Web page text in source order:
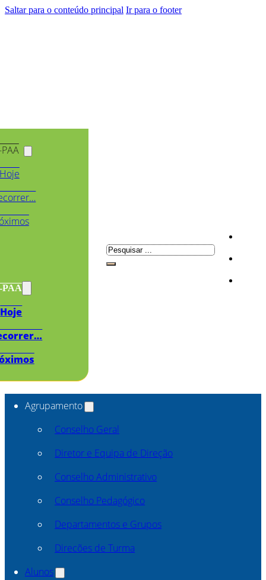
Saltar para o conteúdo principal Ir para o footer
PAA
Hoje
Pesquisar
Agrupamento
Conselho Geral
Diretor e Equipa de Direção
Conselho Administrativo
Conselho Pedagógico
Departamentos e Grupos
Direcões de Turma
Alunos